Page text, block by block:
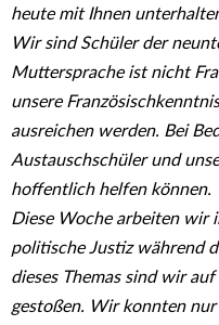
heute mit Ihnen
Wir sind Schüler der
Muttersprache ist nicht
unsere
ausreichen werden. Bei
Austauschschüler und
hoffentlich helfen können.
Diese Woche arbeiten wir
politische Justiz während
dieses Themas sind wir
gestoßen. Wir konnten